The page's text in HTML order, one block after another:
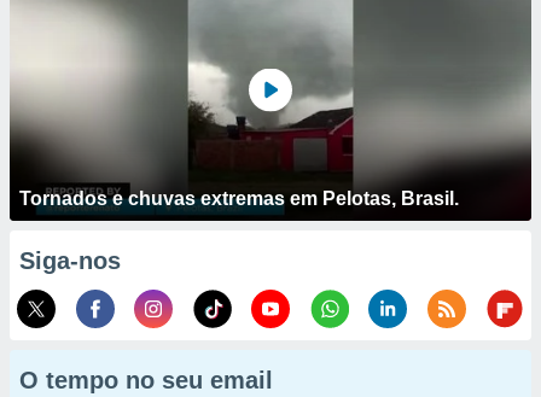
Tornados e chuvas extremas em Pelotas, Brasil.
Siga-nos
O tempo no seu email